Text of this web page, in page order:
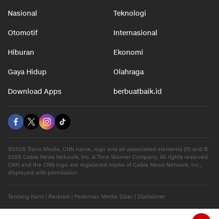
Nasional Teknologi
Otomotif Internasional
Hiburan Ekonomi
Gaya Hidup Olahraga
Download Apps berbuatbaik.id
©2026 Trans Media, CNN name, logo and all associated elements (R) and ©
2026 Cable News Network, Inc. A Time Warner Company. All rights reserved.
CNN and the CNN logo are registered marks of Cable News Network, Inc.,
displayed with permission.
Tentang Kami | Redaksi | Pedoman Media Siber | Disclaimer